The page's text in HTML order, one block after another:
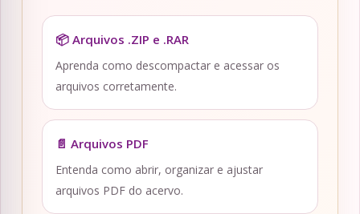
📦 Arquivos .ZIP e .RAR
Aprenda como descompactar e acessar os
arquivos corretamente.
📄 Arquivos PDF
Entenda como abrir, organizar e ajustar
arquivos PDF do acervo.